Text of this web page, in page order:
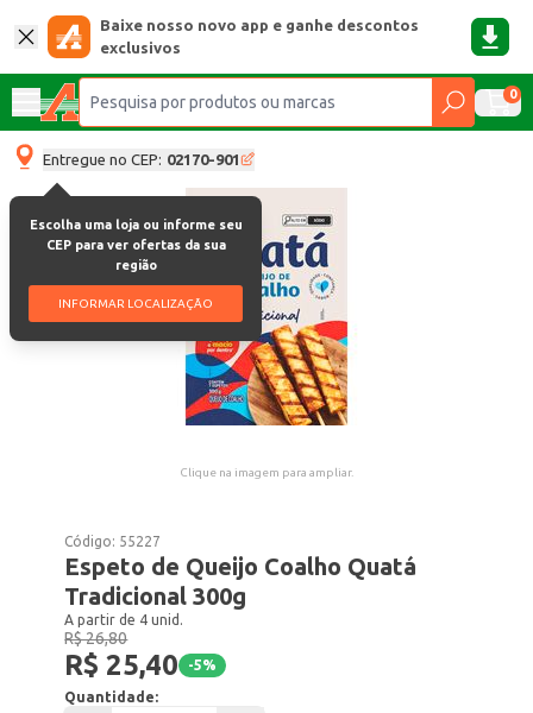
Baixe nosso novo app e ganhe descontos
exclusivos
0
Entregue no CEP: 02170-901
Escolha uma loja ou informe seu
CEP para ver ofertas da sua
região
INFORMAR LOCALIZAÇÃO
Clique na imagem para ampliar.
Código: 55227
Espeto de Queijo Coalho Quatá
Tradicional 300g
A partir de 4 unid.
R$ 26,80
R$ 25,40 -5%
Quantidade: